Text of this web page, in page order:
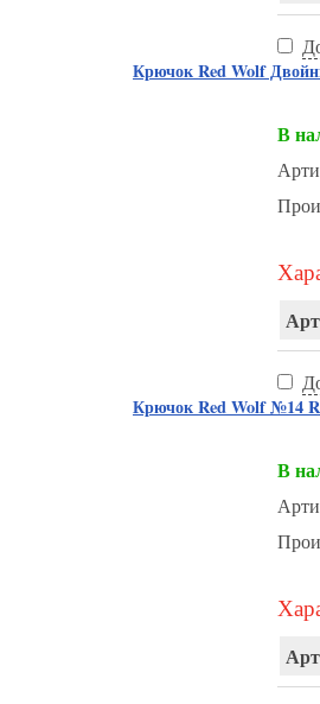
Крючок Red Wolf
В
Крючок Red Wolf №14
В